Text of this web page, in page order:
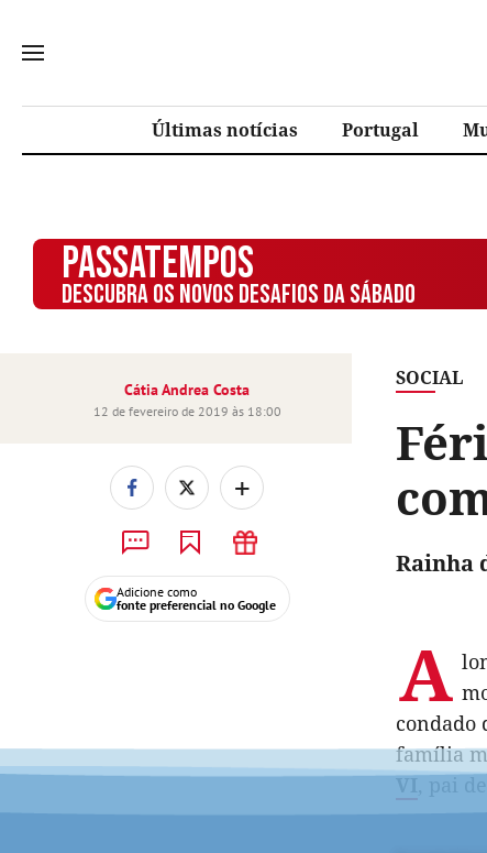
Últimas notícias Portugal
PASSATEMPOS
DESCUBRA OS NOVOS DESAFIOS DA SÁBADO
SOCIAL
Cátia Andrea Costa
12 de fevereiro de 2019 às 18:00
+
Adicione como
fonte preferencial no Google
Rainha
A
condado
família
VI, pai de